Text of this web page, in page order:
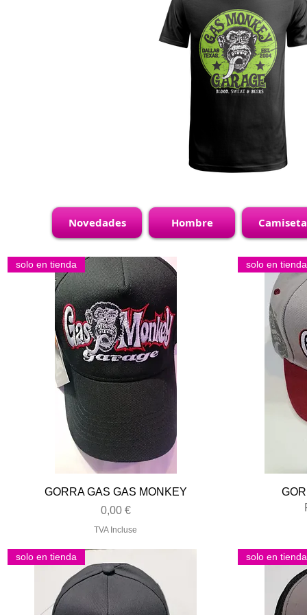
Aperçu rapide
solo en tienda
GORRA GAS GAS MONKEY
Prix
0,00 €
TVA Incluse
solo en tienda
solo en tienda solo en tienda
Novedades Hombre